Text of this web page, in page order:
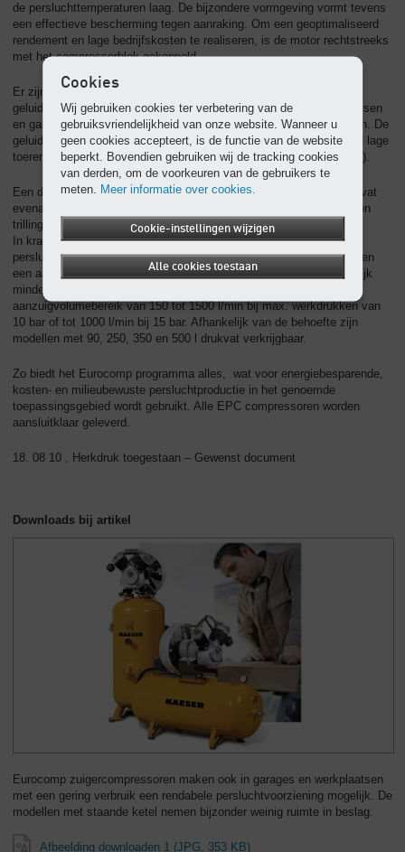
de persluchttemperaturen laag. De bijzondere vormgeving vormt tevens
een effectieve bescherming tegen aanraking. Om een geoptimaliseerd
rendement en lage bedrijfskosten te realiseren, is de motor rechtstreeks
met het compressorblok gekoppeld.
Er zijn ook versies met een optioneel verkrijgbare of retrofitbare
geluiddempende kap. Die zijn vooral geschikt voor kleine werkplaatsen
en garages, meer bepaald voor doeleinden zoals onderhoudswerken. De
geluiddempende kap verlaagt het geluidsdrukniveau, dat dankzij de lage
toerentallen sowieso niet bovenmatig hoog is, met tot wel 10 dB (A).
Een dubbele trillingsdemping tussen compressoraggregaat en drukvat
evenals tussen het drukvat en de bodem zorgen bovendien voor een
trillingvrije loop van de installaties.
In krap bemeten omgevingen zorgen de versies met staande
persluchtketel voor een betrouwbare persluchtvoorziening. Zij hebben
een aanzuigvolume van tot 1000 l/min bij een oppervlak van duidelijk
minder dan 1 m². In totaal dekken de EPC compressoren een
aanzuigvolumebereik van 150 tot 1500 l/min bij max. werkdrukken van
10 bar of tot 1000 l/min bij 15 bar. Afhankelijk van de behoefte zijn
modellen met 90, 250, 350 en 500 l drukvat verkrijgbaar.
Zo biedt het Eurocomp programma alles, wat voor energiebesparende,
kosten- en milieubewuste persluchtproductie in het genoemde
toepassingsgebied wordt gebruikt. Alle EPC compressoren worden
aansluitklaar geleverd.
18. 08 10 , Herkdruk toegestaan – Gewenst document
Downloads bij artikel
Eurocomp zuigercompressoren maken ook in garages en werkplaatsen
met een gering verbruik een rendabele persluchtvoorziening mogelijk. De
modellen met staande ketel nemen bijzonder weinig ruimte in beslag.
Afbeelding downloaden 1 (JPG, 353 KB)
Cookies
Wij gebruiken cookies ter verbetering van de
gebruiksvriendelijkheid van onze website. Wanneer u
geen cookies accepteert, is de functie van de website
beperkt. Bovendien gebruiken wij de tracking cookies
van derden, om de voorkeuren van de gebruikers te
meten. Meer informatie over cookies.
Cookie-instellingen wijzigen
Alle cookies toestaan